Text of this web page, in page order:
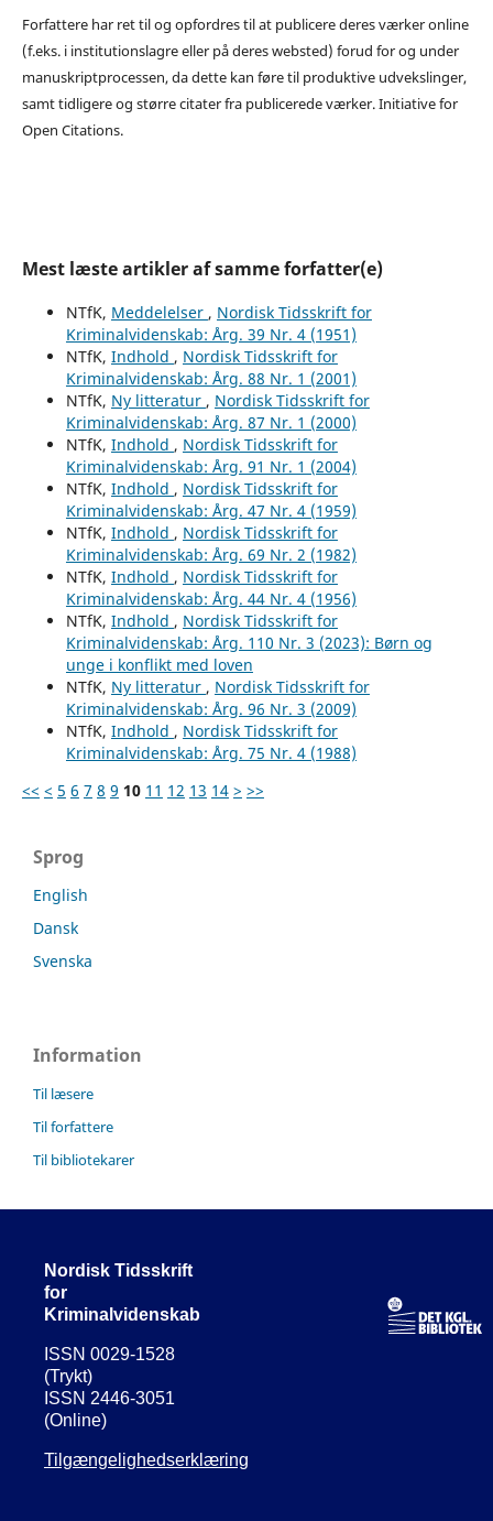
Forfattere har ret til og opfordres til at publicere deres værker online
(f.eks. i institutionslagre eller på deres websted) forud for og under
manuskriptprocessen, da dette kan føre til produktive udvekslinger,
samt tidligere og større citater fra publicerede værker. Initiative for
Open Citations.
Mest læste artikler af samme forfatter(e)
NTfK, Meddelelser , Nordisk Tidsskrift for
Kriminalvidenskab: Årg. 39 Nr. 4 (1951)
NTfK, Indhold , Nordisk Tidsskrift for
Kriminalvidenskab: Årg. 88 Nr. 1 (2001)
NTfK, Ny litteratur , Nordisk Tidsskrift for
Kriminalvidenskab: Årg. 87 Nr. 1 (2000)
NTfK, Indhold , Nordisk Tidsskrift for
Kriminalvidenskab: Årg. 91 Nr. 1 (2004)
NTfK, Indhold , Nordisk Tidsskrift for
Kriminalvidenskab: Årg. 47 Nr. 4 (1959)
NTfK, Indhold , Nordisk Tidsskrift for
Kriminalvidenskab: Årg. 69 Nr. 2 (1982)
NTfK, Indhold , Nordisk Tidsskrift for
Kriminalvidenskab: Årg. 44 Nr. 4 (1956)
NTfK, Indhold , Nordisk Tidsskrift for
Kriminalvidenskab: Årg. 110 Nr. 3 (2023): Børn og
unge i konflikt med loven
NTfK, Ny litteratur , Nordisk Tidsskrift for
Kriminalvidenskab: Årg. 96 Nr. 3 (2009)
NTfK, Indhold , Nordisk Tidsskrift for
Kriminalvidenskab: Årg. 75 Nr. 4 (1988)
<< < 5 6 7 8 9 10 11 12 13 14 > >>
Sprog
English
Dansk
Svenska
Information
Til læsere
Til forfattere
Til bibliotekarer
Nordisk Tidsskrift
for
Kriminalvidenskab
ISSN 0029-1528
(Trykt)
ISSN 2446-3051
(Online)
Tilgængelighedserklæring